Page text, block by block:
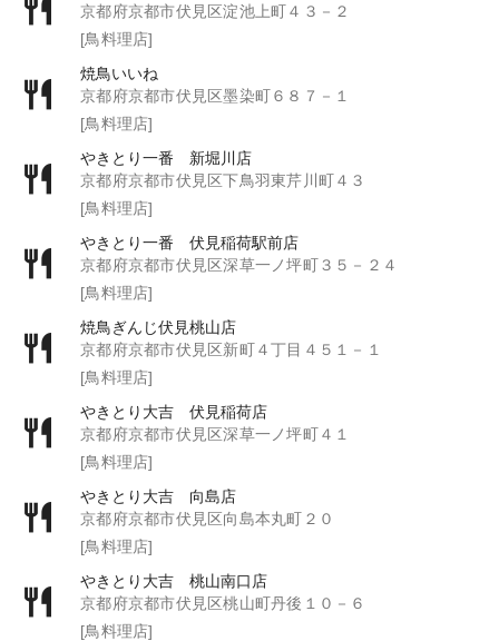
京都府京都市伏見区淀池上町４３－２
[鳥料理店]
焼鳥いいね
京都府京都市伏見区墨染町６８７－１
[鳥料理店]
やきとり一番 新堀川店
京都府京都市伏見区下鳥羽東芹川町４３
[鳥料理店]
やきとり一番 伏見稲荷駅前店
京都府京都市伏見区深草一ノ坪町３５－２４
[鳥料理店]
焼鳥ぎんじ伏見桃山店
京都府京都市伏見区新町４丁目４５１－１
[鳥料理店]
やきとり大吉 伏見稲荷店
京都府京都市伏見区深草一ノ坪町４１
[鳥料理店]
やきとり大吉 向島店
京都府京都市伏見区向島本丸町２０
[鳥料理店]
やきとり大吉 桃山南口店
京都府京都市伏見区桃山町丹後１０－６
[鳥料理店]